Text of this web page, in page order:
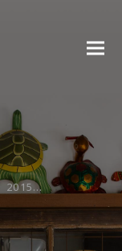
2015…